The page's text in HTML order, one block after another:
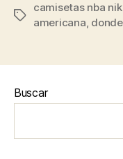
Etiquetas
camisetas nba
americana,
Buscar